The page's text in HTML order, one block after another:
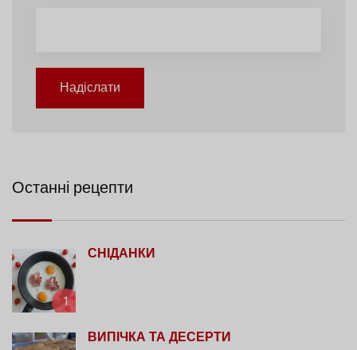
Надіслати
Останні рецепти
1
СНІДАНКИ
ВИПІЧКА ТА ДЕСЕРТИ